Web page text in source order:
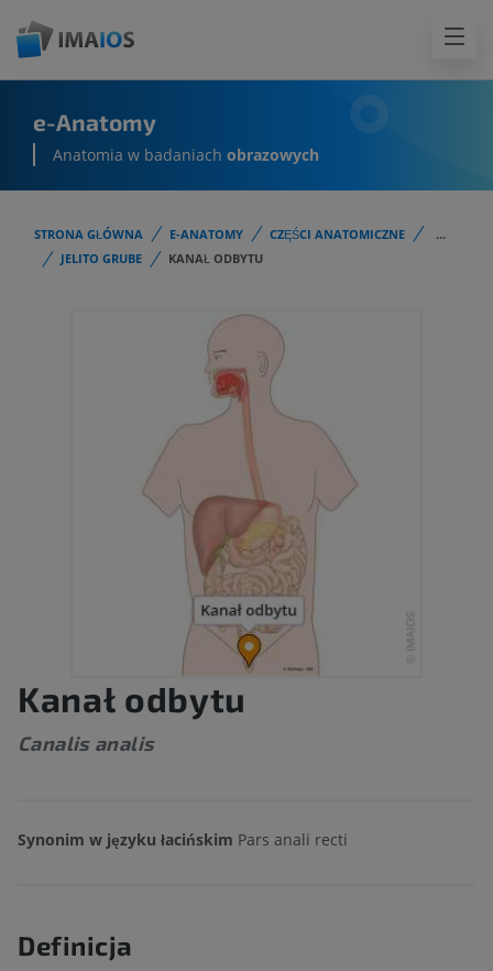
e-Anatomy
Anatomia w badaniach obrazowych
STRONA GŁÓWNA E-ANATOMY CZĘŚCI ANATOMICZNE
...
JELITO GRUBE
KANAŁ ODBYTU
Kanał odbytu
Canalis analis
Synonim w języku łacińskim Pars anali recti
Definicja